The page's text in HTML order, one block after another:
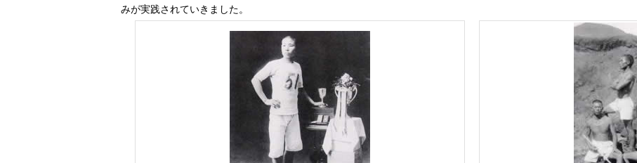
みが実践されていきました。